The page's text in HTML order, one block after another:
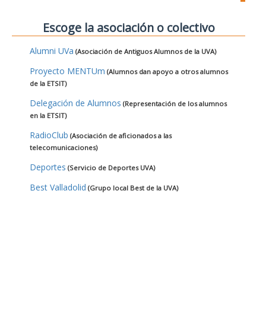
Escoge la asociación o colectivo
Alumni UVa (Asociación de Antiguos Alumnos de la UVA)
Proyecto MENTUm (Alumnos dan apoyo a otros alumnos
de la ETSIT)
Delegación de Alumnos (Representación de los alumnos
en la ETSIT)
RadioClub (Asociación de aficionados a las
telecomunicaciones)
Deportes (Servicio de Deportes UVA)
Best Valladolid (Grupo local Best de la UVA)